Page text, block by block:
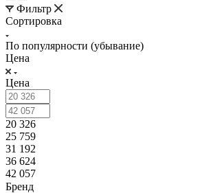
Фильтр
Сортировка
По популярности (убывание)
Цена
Цена
20 326
25 759
31 192
36 624
42 057
Бренд